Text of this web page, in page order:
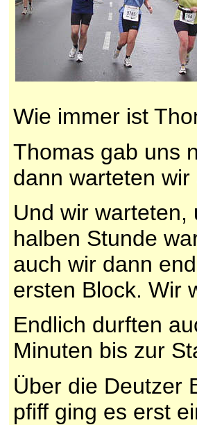
Wie immer ist
Thomas gab uns
dann warteten
Und wir
halben Stunde
auch wir dann
ersten Block. Wir
Endlich durften
Minuten bis zur
Über die Deutzer
pfiff ging es erst